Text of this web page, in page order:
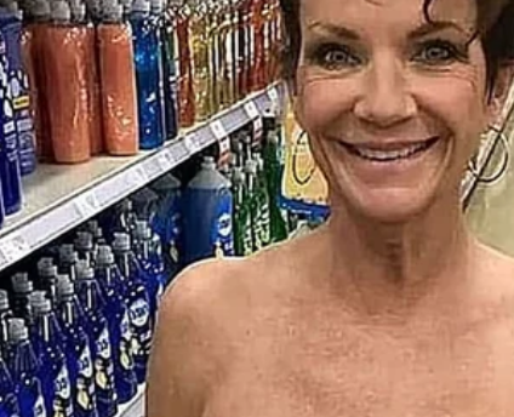
de los jóvenes talentos
de Mbappé, el Real Madrid tiene la
Jugadores como Rodrygo y Vinícius Júnior
se les otorgue un rol más destacado en la
la que los canteranos se conviertan en la
su plantilla de manera efectiva.
de la dirección
técnica de Carlo Ancelotti será crucial en
del juego le permitirán adaptarse a los cambios
disponibles. Además, Ancelotti tendrá